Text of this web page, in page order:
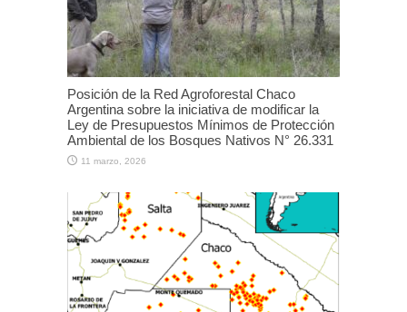
Posición de la Red Agroforestal Chaco
Argentina sobre la iniciativa de modificar la
Ley de Presupuestos Mínimos de Protección
Ambiental de los Bosques Nativos N° 26.331
11 marzo, 2026